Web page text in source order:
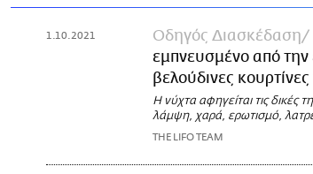
1.10.2021 Οδηγός Διασκέδαση
εμπνευσμένο από την
βελούδινες
Η νύχτα αφηγείται τις δικές
λάμψη, χαρά, ερωτισμό,
THE LIFO TEAM